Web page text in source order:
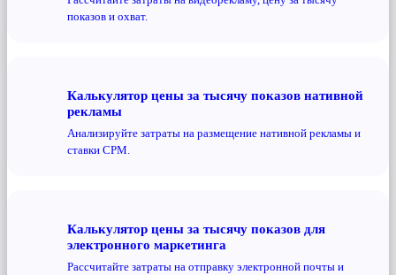
показов и охват.
Калькулятор цены за тысячу показов нативной
рекламы
Анализируйте затраты на размещение нативной рекламы и
ставки CPM.
Калькулятор цены за тысячу показов для
электронного маркетинга
Рассчитайте затраты на отправку электронной почты и